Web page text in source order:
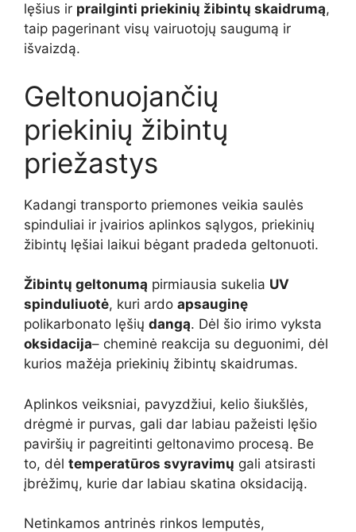
lęšius ir prailginti priekinių žibintų skaidrumą,
taip pagerinant visų vairuotojų saugumą ir
išvaizdą.
Geltonuojančių
priekinių žibintų
priežastys
Kadangi transporto priemones veikia saulės
spinduliai ir įvairios aplinkos sąlygos, priekinių
žibintų lęšiai laikui bėgant pradeda geltonuoti.
Žibintų geltonumą pirmiausia sukelia UV
spinduliuotė, kuri ardo apsauginę
polikarbonato lęšių dangą. Dėl šio irimo vyksta
oksidacija– cheminė reakcija su deguonimi, dėl
kurios mažėja priekinių žibintų skaidrumas.
Aplinkos veiksniai, pavyzdžiui, kelio šiukšlės,
drėgmė ir purvas, gali dar labiau pažeisti lęšio
paviršių ir pagreitinti geltonavimo procesą. Be
to, dėl temperatūros svyravimų gali atsirasti
įbrėžimų, kurie dar labiau skatina oksidaciją.
Netinkamos antrinės rinkos lemputės,